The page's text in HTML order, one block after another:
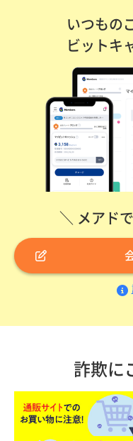
いつもの
ビットキ
＼ メアドで
詐欺に